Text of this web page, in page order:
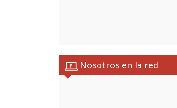
Nosotros en la red